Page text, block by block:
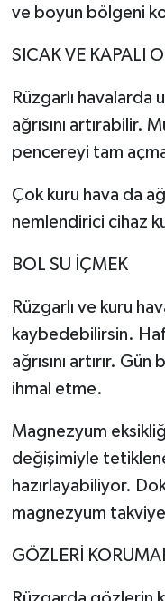
ve boyun bölgeni
SICAK VE KAPALI
Rüzgarlı havalarda
ağrısını artırabilir.
pencereyi tam
Çok kuru hava da
nemlendirici cihaz
BOL SU İÇMEK
Rüzgarlı ve kuru
kaybedebilirsin.
ağrısını artırır.
ihmal etme.
Magnezyum
değişimiyle
hazırlayabiliyor.
magnezyum
GÖZLERİ